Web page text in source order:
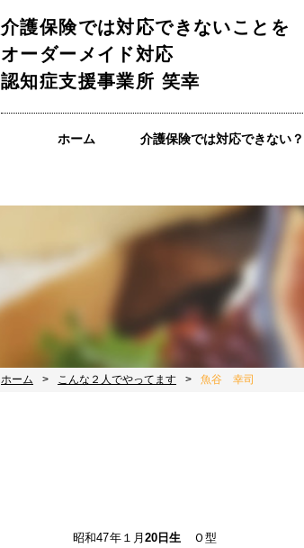
介護保険では対応できないことを
オーダーメイド対応
認知症支援事業所 笑幸
ホーム 介護保険では対応できない？
ホーム こんな２人でやってます 魚谷 幸司
昭和47年１月 20日生
Ｏ型